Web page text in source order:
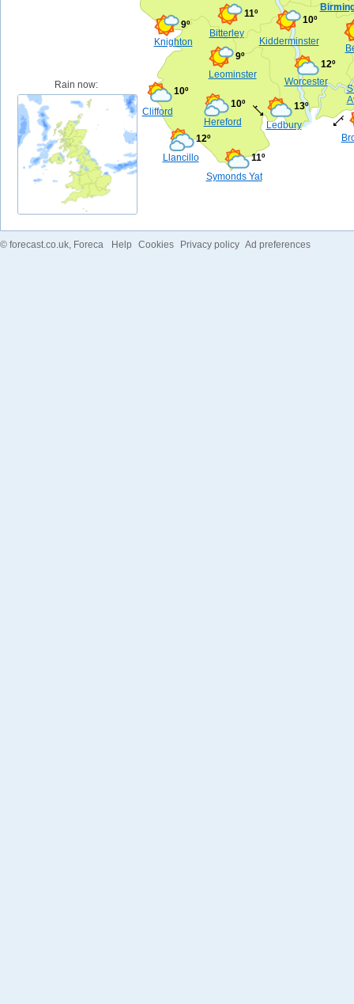
Worcester
12º
Hereford
10º
Kidderminster
10º
Leominster
9º
Ledbury
13º
Knighton
9º
Llancillo
12º
Clifford
10º
Bitterley
11º
Symonds Yat
11º
Rain now:
© forecast.co.uk , Foreca Help Cookies Privacy policy Ad preferences